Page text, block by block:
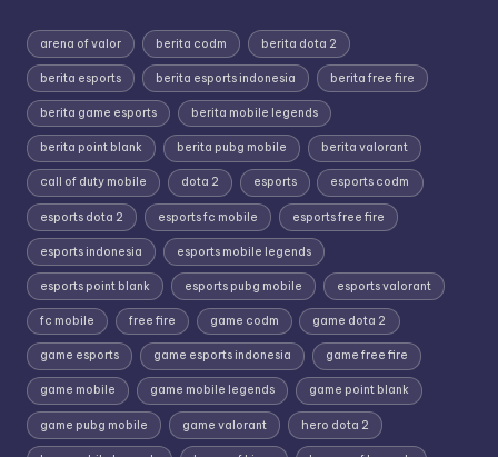
arena of valor berita codm berita dota 2
berita esports berita esports indonesia berita free fire
berita game esports berita mobile legends
berita point blank berita pubg mobile berita valorant
call of duty mobile dota 2 esports esports codm
esports dota 2 esports fc mobile esports free fire
esports indonesia esports mobile legends
esports point blank esports pubg mobile esports valorant
fc mobile free fire game codm game dota 2
game esports game esports indonesia game free fire
game mobile game mobile legends game point blank
game pubg mobile game valorant hero dota 2